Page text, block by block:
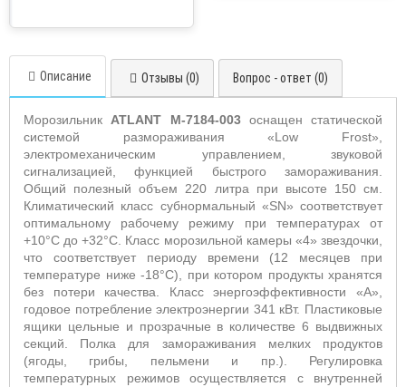
Описание Отзывы (0) Вопрос - ответ (0)
МорозильникATLANT M-7184-003оснащен статической
системой размораживания «Low Frost»,
электромеханическим управлением, звуковой
сигнализацией, функцией быстрого замораживания.
Общий полезный объем 220 литра при высоте 150 см.
Климатический класс субнормальный «SN» соответствует
оптимальному рабочему режиму при температурах от
+10°С до +32°С. Класс морозильной камеры «4» звездочки,
что соответствует периоду времени (12 месяцев при
температуре ниже -18°С), при котором продукты хранятся
без потери качества. Класс энергоэффективности «А»,
годовое потребление электроэнергии 341 кВт. Пластиковые
ящики цельные и прозрачные в количестве 6 выдвижных
секций. Полка для замораживания мелких продуктов
(ягоды, грибы, пельмени и пр.). Регулировка
температурных режимов осуществляется с внутренней